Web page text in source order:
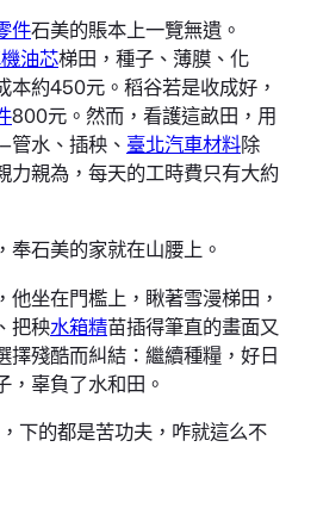
件石美的賬本上一覽無遺。
油芯梯田，種子、薄膜、化
本約450元。稻谷若是收成好，
800元。然而，看護這畝田，用
管水、插秧、 臺北汽車材料除
力親為，每天的工時費只有大約
奉石美的家就在山腰上。
坐在門檻上，瞅著雪漫梯田，
把秧水箱精苗插得筆直的畫面又
擇殘酷而糾結：繼續種糧，好日
，辜負了水和田。
下的都是苦功夫，咋就這么不